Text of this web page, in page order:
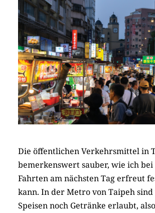
Die öffentlichen Verkehrsmittel in
bemerkenswert sauber, wie ich
Fahrten am nächsten Tag erfreut
kann. In der Metro von Taipeh
Speisen noch Getränke erlaubt,